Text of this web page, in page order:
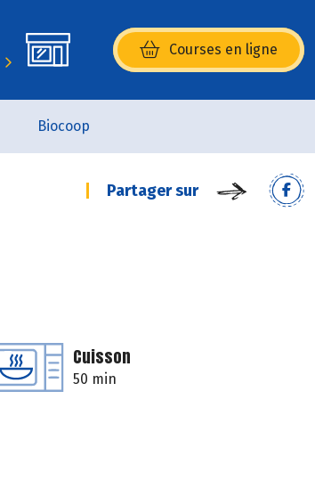
Courses en ligne
(s’ouvre dans une nouvelle
Biocoop
Partager sur
Cuisson
50 min